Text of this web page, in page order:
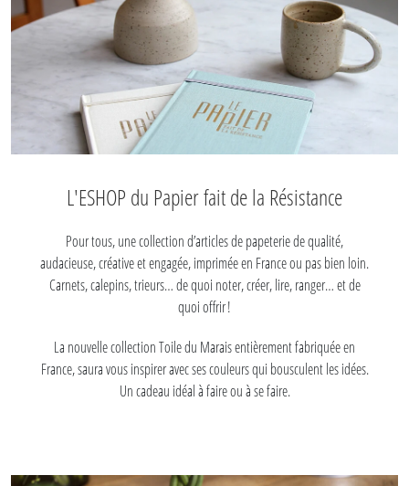
L'ESHOP du Papier fait de la Résistance
Pour tous, une collection d’articles de papeterie de qualité,
audacieuse, créative et engagée, imprimée en France ou pas bien loin.
Carnets, calepins, trieurs… de quoi noter, créer, lire, ranger… et de
quoi offrir !
La nouvelle collection Toile du Marais entièrement fabriquée en
France, saura vous inspirer avec ses couleurs qui bousculent les idées.
Un cadeau idéal à faire ou à se faire.